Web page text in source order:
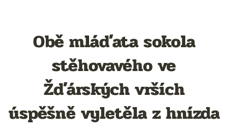
Obě mláďata sokola
stěhovavého ve
Žďárských vrších
úspěšně vyletěla z hnízda